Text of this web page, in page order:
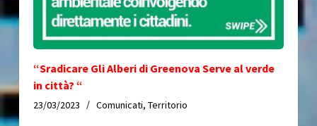
“Sradicare Gli Alberi di Greenova Serve al verde
in città? “
23/03/2023 Comunicati, Territorio